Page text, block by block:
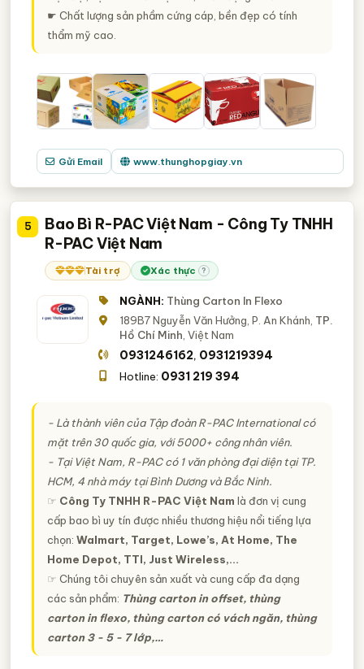
☛ Chất lượng sản phầm cứng cáp, bền đẹp có tính
thẩm mỹ cao.
Gửi Email www.thunghopgiay.vn
5
Bao Bì R-PAC Việt Nam - Công Ty TNHH
R-PAC Việt Nam
Tài trợ Xác thực ?
NGÀNH: Thùng Carton In Flexo
189B7 Nguyễn Văn Hưởng, P. An Khánh, TP.
Hồ Chí Minh , Việt Nam
0931246162, 0931219394
Hotline: 0931 219 394
- Là thành viên của Tập đoàn R-PAC International có
mặt trên 30 quốc gia, với 5000+ công nhân viên.
- Tại Việt Nam, R-PAC có 1 văn phòng đại diện tại TP.
HCM, 4 nhà máy tại Bình Dương và Bắc Ninh.
☞ Công Ty TNHH R-PAC Việt Nam là đơn vị cung
cấp bao bì uy tín được nhiều thương hiệu nổi tiếng lựa
chọn: Walmart, Target, Lowe’s, At Home, The
Home Depot, TTI, Just Wireless,…
☞ Chúng tôi chuyên sản xuất và cung cấp đa dạng
các sản phẩm: Thùng carton in offset, thùng
carton in flexo, thùng carton có vách ngăn, thùng
carton 3 - 5 - 7 lớp,…